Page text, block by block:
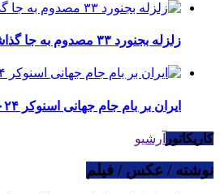
زلزله بجنورد ۳۳ مصدوم به جا گذاشت
ایران بر بام جام جهانی اسنوکر ۲۰۲۴
کاریکاتور آرشیو
نوشته / عکس / فیلم